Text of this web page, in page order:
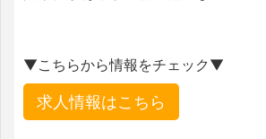
▼こちらから情報をチェック▼
求人情報はこちら